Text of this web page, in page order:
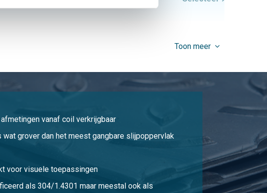
48,00
75,00 Selecteer
Toon meer
vanaf coil verkrijgbaar
wat grover dan het meest gangbare slijpoppervlak
voor visuele toepassingen
als 304/1.4301 maar meestal ook als